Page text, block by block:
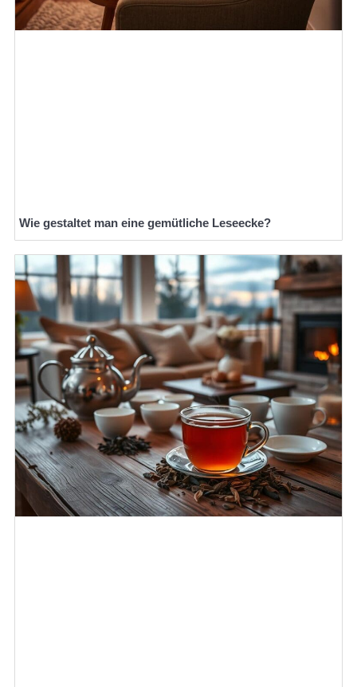
Wie gestaltet man eine gemütliche Leseecke?